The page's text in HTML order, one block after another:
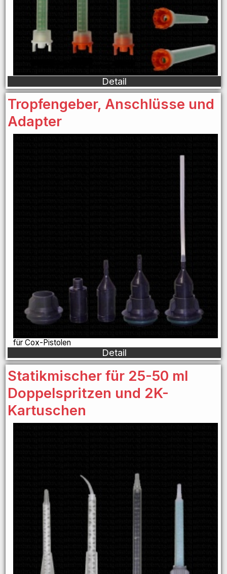
Detail
Tropfengeber, Anschlüsse und
Adapter
für Cox-Pistolen
Detail
Statikmischer für 25-50 ml
Doppelspritzen und 2K-
Kartuschen